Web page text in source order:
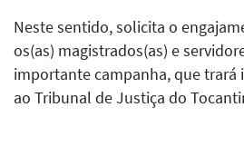
Neste sentido, solicita o
os(as) magistrados(as) e
importante campanha, que trará
ao Tribunal de Justiça do